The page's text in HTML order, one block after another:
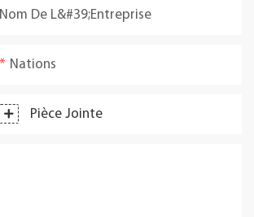
Nom De L&#39;entreprise
Nations
Pièce Jointe